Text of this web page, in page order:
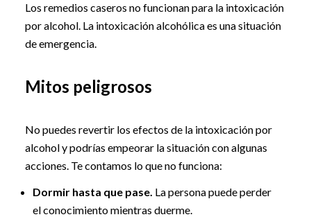
Los remedios caseros no funcionan para la intoxicación
por alcohol. La intoxicación alcohólica es una situación
de emergencia.
Mitos peligrosos
No puedes revertir los efectos de la intoxicación por
alcohol y podrías empeorar la situación con algunas
acciones. Te contamos lo que no funciona:
Dormir hasta que pase. La persona puede perder
el conocimiento mientras duerme.